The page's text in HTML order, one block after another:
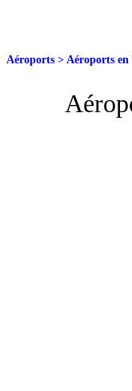
Aéroports > Aéroports